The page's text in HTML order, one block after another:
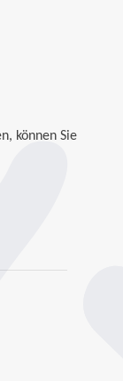
können Sie